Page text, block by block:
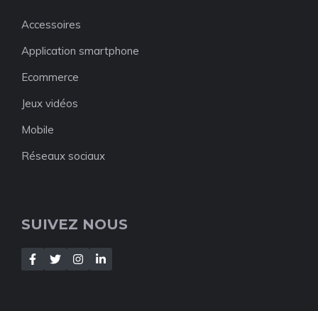
Accessoires
Application smartphone
Ecommerce
Jeux vidéos
Mobile
Réseaux sociaux
SUIVEZ NOUS